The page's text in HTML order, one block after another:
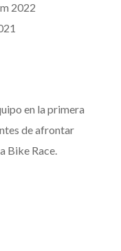
2022
en la primera
de afrontar
Bike Race.